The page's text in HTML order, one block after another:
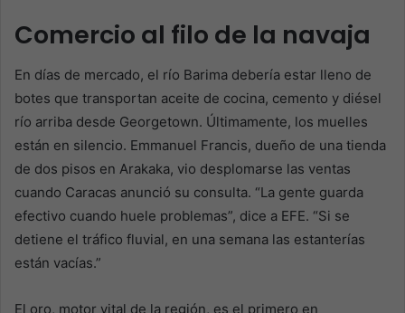
Comercio al filo de la navaja
En días de mercado, el río Barima debería estar lleno de
botes que transportan aceite de cocina, cemento y diésel
río arriba desde Georgetown. Últimamente, los muelles
están en silencio. Emmanuel Francis, dueño de una tienda
de dos pisos en Arakaka, vio desplomarse las ventas
cuando Caracas anunció su consulta. “La gente guarda
efectivo cuando huele problemas”, dice a EFE. “Si se
detiene el tráfico fluvial, en una semana las estanterías
están vacías.”
El oro, motor vital de la región, es el primero en